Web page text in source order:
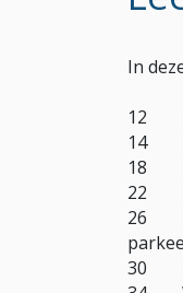
In
12
14
18
22
26
30